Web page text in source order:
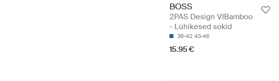
BOSS
2PAS Design VIBamboo
- Lühikesed sokid
39-42 43-46
15.95 €